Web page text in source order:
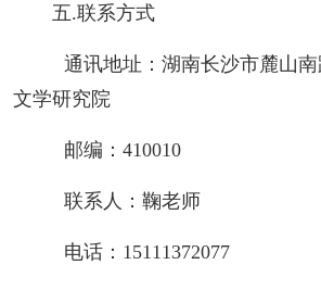
五.联系方式
通讯地址：湖南长沙市麓山
文学研究院
邮编：410010
联系人：鞠老师
电话：15111372077